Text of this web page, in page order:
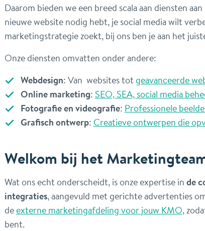
Daarom bieden we een breed scala aan diensten
nieuwe website nodig hebt, je social media wilt
marketingstrategie zoekt, bij ons ben je aan het
Onze diensten omvatten onder andere:
Webdesign: Van websites totgeavanceerde
Online marketing: SEO, SEA, social media
Fotografie en videografie: Professionele
Grafisch ontwerp: Creatieve ontwerpen die
Welkom bij het
Wat ons echt onderscheidt, is onze expertise inde
integraties, aangevuld met gerichte advertenties
deexterne marketingafdeling voor jouw KMO,
bent.